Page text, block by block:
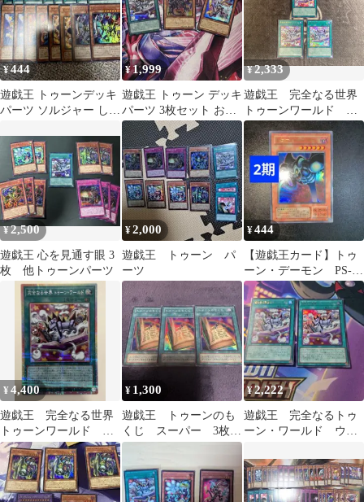
¥444
遊戯王 トゥーンデッキ
パーツ ソルジャー しお
¥1,999
遊戯王 トゥーン デッキ
パーツ 3枚セット おま
け付き
¥2,333
遊戯王 完全なる世界
トゥーンワールド ウ
ルトラ3枚セット
¥2,500
遊戯王 心を見通す眼 3
枚 他トゥーンパーツ
¥2,000
遊戯王 トゥーン パ
ーツ
¥444
【遊戯王カード】トゥ
ーン・デーモン PS-
22 ウルトラレア 2期
¥4,400
遊戯王 完全なる世界
トゥーンワールド プ
リズマティックシーク
レット
¥ 1,300
遊戯王 トゥーンのも
くじ スーパー 3枚セ
ット
¥2,222
遊戯王 完全なるトゥ
ーン・ワールド ウル